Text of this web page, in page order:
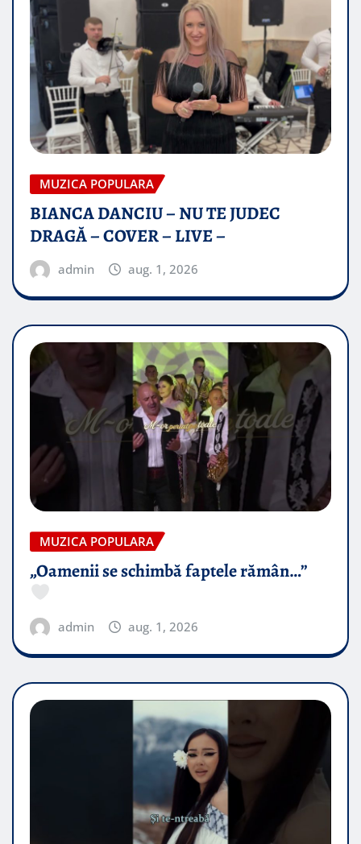
MUZICA POPULARA
BIANCA DANCIU – NU TE JUDEC
DRAGĂ – COVER – LIVE –
admin aug. 1, 2026
MUZICA POPULARA
„Oamenii se schimbă faptele rămân…”
admin aug. 1, 2026